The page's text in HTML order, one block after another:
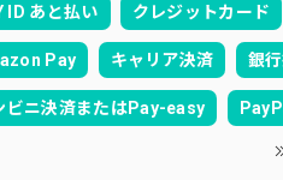
ID あと払い クレジットカード
Pay キャリア決済 銀
ビニ決済またはPay-easy